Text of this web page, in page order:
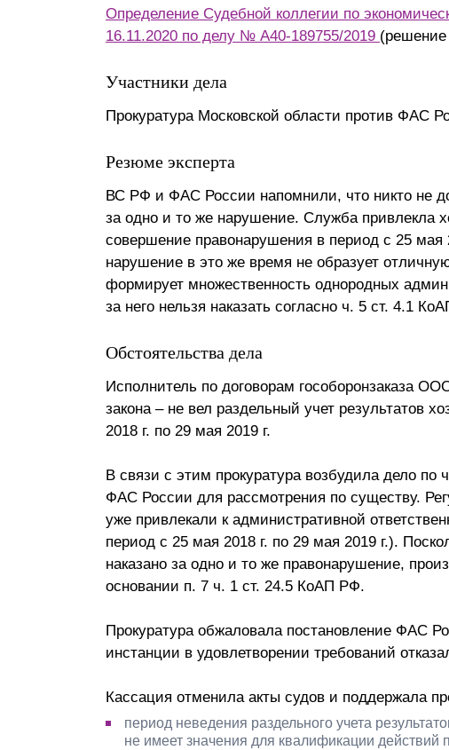
Определение Судебной коллегии по
16.11.2020 по делу № А40-189755/2019 (решение
Участники дела
Прокуратура Московской области против ФАС
Резюме эксперта
ВС РФ и ФАС России напомнили, что никто не
за одно и то же нарушение. Служба привлекла
совершение правонарушения в период с 25 мая
нарушение в это же время не образует
формирует множественность однородных
за него нельзя наказать согласно ч. 5 ст. 4.1
Обстоятельства дела
Исполнитель по договорам гособоронзаказа
закона – не вел раздельный учет результатов
2018 г. по 29 мая 2019 г.
В связи с этим прокуратура возбудила дело
ФАС России для рассмотрения по существу.
уже привлекали к административной
период с 25 мая 2018 г. по 29 мая 2019 г.).
наказано за одно и то же правонарушение,
основании п. 7 ч. 1 ст. 24.5 КоАП РФ.
Прокуратура обжаловала постановление ФАС
инстанции в удовлетворении требований
Кассация отменила акты судов и поддержала
период неведения раздельного учета
не имеет значения для квалификации действий